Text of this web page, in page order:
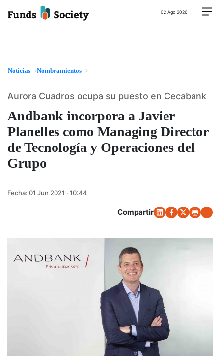
02 Ago 2026
Noticias Nombramientos
Andbank incorpora a Javier
Planelles como Managing Director
de Tecnología y Operaciones del
Grupo
Aurora Cuadros ocupa su puesto en Cecabank
Fecha: 01 Jun 2021 · 10:44
Compartir